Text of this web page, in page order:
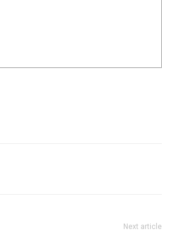
Next article